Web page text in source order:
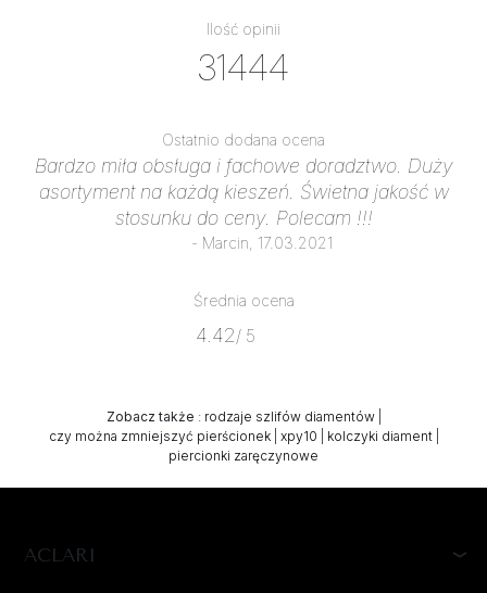
Ilość opinii
31444
Ostatnio dodana ocena
Bardzo miła obsługa i fachowe doradztwo. Duży
asortyment na każdą kieszeń. Świetna jakość w
stosunku do ceny. Polecam !!!
- Marcin, 17.03.2021
Średnia ocena
4.42/ 5
Zobacz także : rodzaje szlifów diamentów|
czy można zmniejszyć pierścionek| xpy10 kolczyki diament|
piercionki zaręczynowe
ACLARI